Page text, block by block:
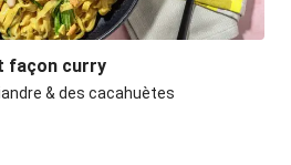
façon curry
& des cacahuètes